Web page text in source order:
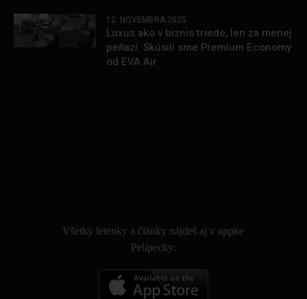
12. NOVEMBRA 2025
Luxus ako v biznis triede, len za menej
peňazí. Skúsili sme Premium Economy
od EVA Air
Všetky letenky a články nájdeš aj v appke
Pelipecky: